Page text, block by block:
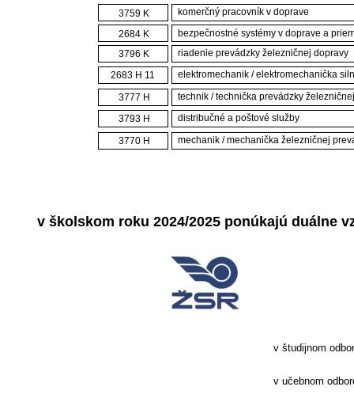
v školskom roku 2024/2025 ponúkajú duálne
v študijnom
v učebnom
komerčný pracovník v doprave
bezpečnostné systémy v doprave a
3759 K
2684 K
riadenie prevádzky železničnej dopravy
3796 K
elektromechanik / elektromechanička
2683 H 11
technik / technička prevádzky
3777 H
distribučné a poštové služby
3793 H
mechanik / mechanička železničnej
3770 H